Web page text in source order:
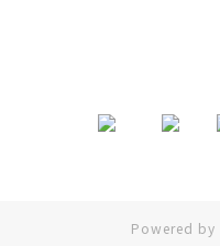
Powered by